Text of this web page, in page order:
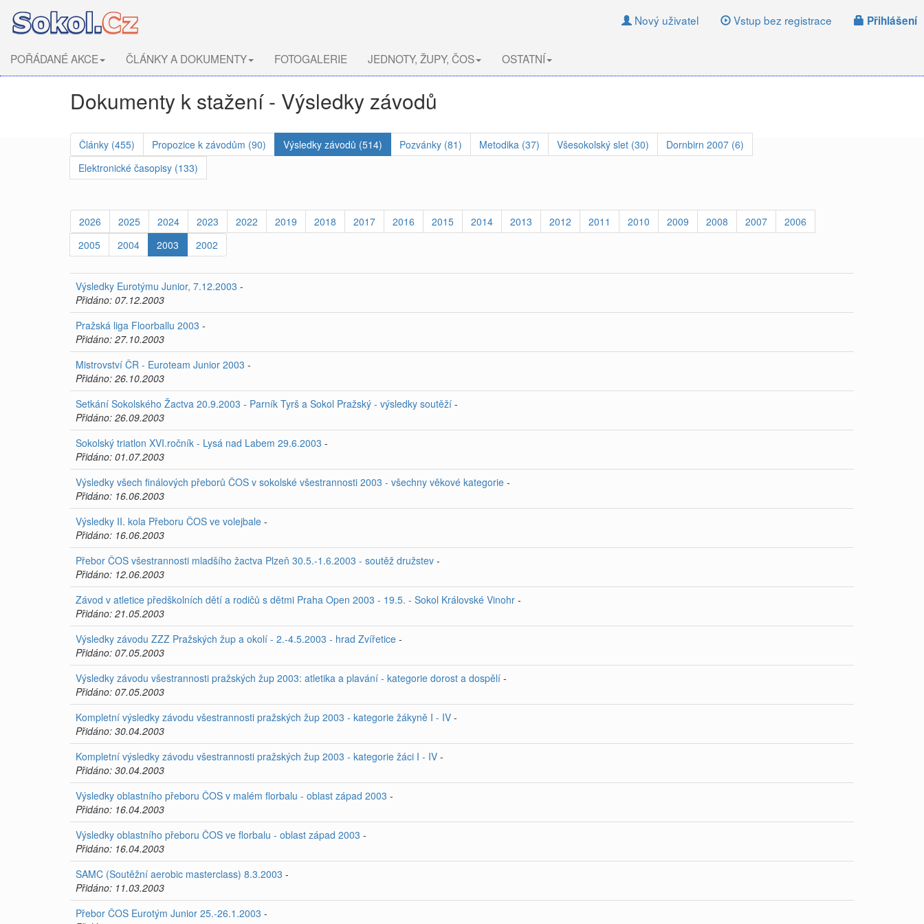
Nový uživatel Vstup bez registrace Přihlášení
POŘÁDANÉ AKCE ČLÁNKY A DOKUMENTY FOTOGALERIE JEDNOTY, ŽUPY, ČOS OSTATNÍ
Dokumenty k stažení - Výsledky závodů
Články (455) Propozice k závodům (90) Výsledky závodů (514) Pozvánky (81) Metodika (37) Všesokolský slet (30)
Dornbirn 2007 (6)
Elektronické časopisy (133)
2026 2025 2024 2023 2022 2019 2018 2017 2016 2015 2014 2013 2012 2011 2010 2009 2008 2007
2006
2005
2004 2003 2002
Výsledky Eurotýmu Junior, 7.12.2003 -
Přidáno: 07.12.2003
Pražská liga Floorballu 2003 -
Přidáno: 27.10.2003
Mistrovství ČR - Euroteam Junior 2003 -
Přidáno: 26.10.2003
Setkání Sokolského Žactva 20.9.2003 - Parník Tyrš a Sokol Pražský - výsledky soutěží -
Přidáno: 26.09.2003
Sokolský triatlon XVI.ročník - Lysá nad Labem 29.6.2003 -
Přidáno: 01.07.2003
Výsledky všech finálových přeborů ČOS v sokolské všestrannosti 2003 - všechny věkové kategorie -
Přidáno: 16.06.2003
Výsledky II. kola Přeboru ČOS ve volejbale -
Přidáno: 16.06.2003
Přebor ČOS všestrannosti mladšího žactva Plzeň 30.5.-1.6.2003 - soutěž družstev -
Přidáno: 12.06.2003
Závod v atletice předškolních dětí a rodičů s dětmi Praha Open 2003 - 19.5. - Sokol Královské Vinohr -
Přidáno: 21.05.2003
Výsledky závodu ZZZ Pražských žup a okolí - 2.-4.5.2003 - hrad Zvířetice -
Přidáno: 07.05.2003
Výsledky závodu všestrannosti pražských žup 2003: atletika a plavání - kategorie dorost a dospělí -
Přidáno: 07.05.2003
Kompletní výsledky závodu všestrannosti pražských žup 2003 - kategorie žákyně I - IV -
Přidáno: 30.04.2003
Kompletní výsledky závodu všestrannosti pražských žup 2003 - kategorie žáci I - IV -
Přidáno: 30.04.2003
Výsledky oblastního přeboru ČOS v malém florbalu - oblast západ 2003 -
Přidáno: 16.04.2003
Výsledky oblastního přeboru ČOS ve florbalu - oblast západ 2003 -
Přidáno: 16.04.2003
SAMC (Soutěžní aerobic masterclass) 8.3.2003 -
Přidáno: 11.03.2003
Přebor ČOS Eurotým Junior 25.-26.1.2003 -